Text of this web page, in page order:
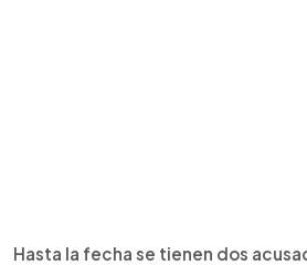
Hasta la fecha se tienen dos